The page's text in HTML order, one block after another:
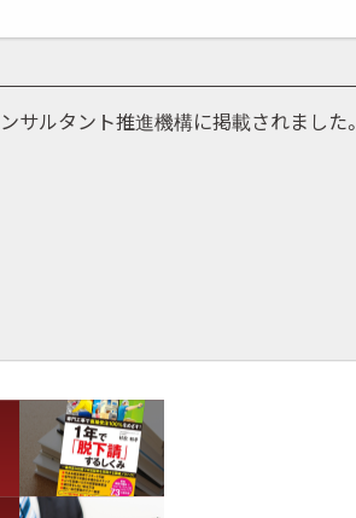
サルタント推進機構に掲載されました。